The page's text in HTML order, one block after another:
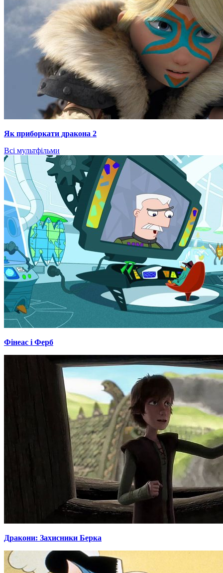
Як приборкати дракона 2
Всі мультфільми
Фінеас і Ферб
Дракони: Захисники Берка